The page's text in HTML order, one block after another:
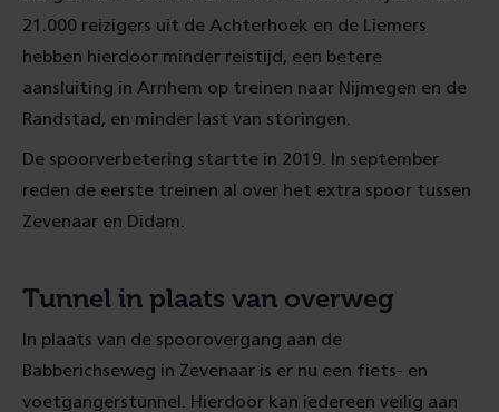
21.000 reizigers uit de Achterhoek en de Liemers
hebben hierdoor minder reistijd, een betere
aansluiting in Arnhem op treinen naar Nijmegen en de
Randstad, en minder last van storingen.
De spoorverbetering startte in 2019. In september
reden de eerste treinen al over het extra spoor tussen
Zevenaar en Didam.
Tunnel in plaats van overweg
In plaats van de spoorovergang aan de
Babberichseweg in Zevenaar is er nu een fiets- en
voetgangerstunnel. Hierdoor kan iedereen veilig aan